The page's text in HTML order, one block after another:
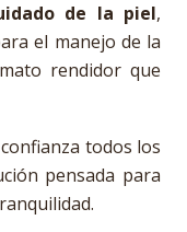
de la piel,
el manejo de la
rendidor que
todos los
pensada para